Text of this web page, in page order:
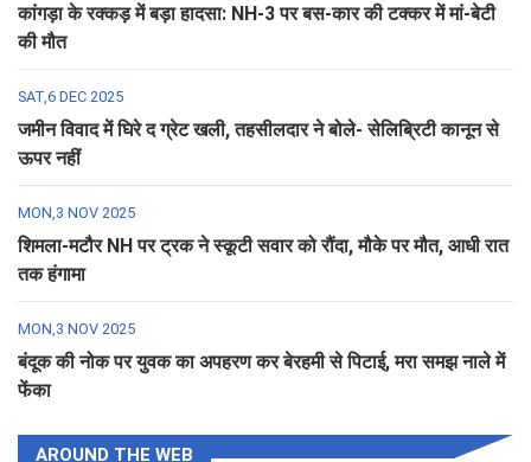
कांगड़ा के रक्कड़ में बड़ा हादसा: NH-3 पर बस-कार की टक्कर में मां-बेटी
की मौत
SAT,6 DEC 2025
जमीन विवाद में घिरे द ग्रेट खली, तहसीलदार ने बोले- सेलिब्रिटी कानून से
ऊपर नहीं
MON,3 NOV 2025
शिमला-मटौर NH पर ट्रक ने स्कूटी सवार को रौंदा, मौके पर मौत, आधी रात
तक हंगामा
MON,3 NOV 2025
बंदूक की नोक पर युवक का अपहरण कर बेरहमी से पिटाई, मरा समझ नाले में
फेंका
AROUND THE WEB